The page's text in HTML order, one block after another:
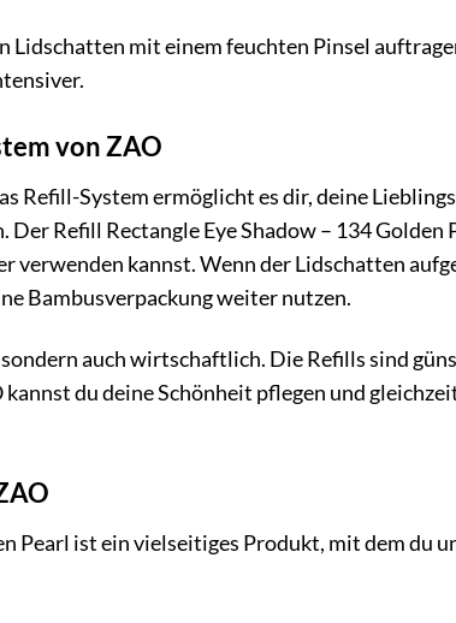
Lidschatten mit einem feuchten Pinsel
von ZAO
Refill-System ermöglicht es dir, deine
Refill Rectangle Eye Shadow – 134 Golden
verwenden kannst. Wenn der Lidschatten
Bambusverpackung weiter nutzen.
auch wirtschaftlich. Die Refills sind
du deine Schönheit pflegen und
Pearl ist ein vielseitiges Produkt, mit dem du